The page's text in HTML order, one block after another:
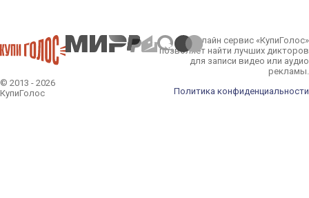
© 2013 - 2026
КупиГолос
Онлайн сервис «КупиГолос»
позволяет найти лучших дикторов
для записи видео или аудио
рекламы.
Политика конфиденциальности